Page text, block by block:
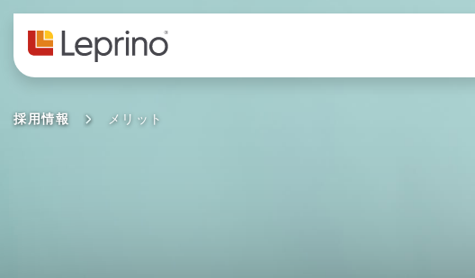
コンテンツへスキップ
採用情報 メリット